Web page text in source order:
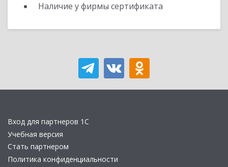
Наличие у фирмы сертификата
Вход для партнеров 1С
Учебная версия
Стать партнером
Политика конфиденциальности